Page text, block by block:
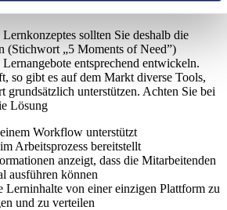
Mittel der Wahl.
sollten Sie deshalb die
(Stichwort „5 Moments of Need”)
entsprechend entwickeln.
so gibt es auf dem Markt diverse Tools,
grundsätzlich unterstützen. Achten Sie bei
Lösung
Workflow unterstützt
Arbeitsprozess bereitstellt
anzeigt, dass die Mitarbeitenden
ausführen können
Lerninhalte von einer einzigen Plattform zu
und zu verteilen